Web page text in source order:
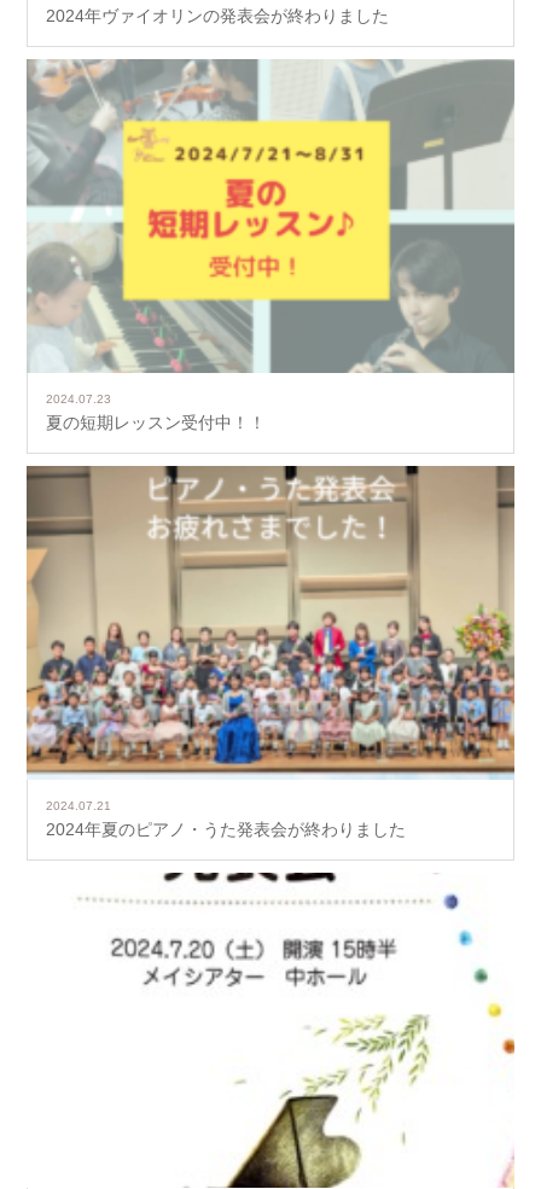
2024年ヴァイオリンの発表会が終わりました
2024.07.23
夏の短期レッスン受付中！！
2024.07.21
2024年夏のピアノ・うた発表会が終わりました